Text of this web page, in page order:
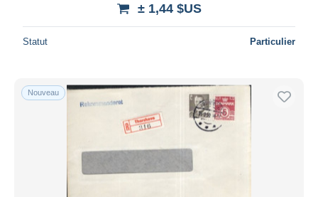
± 1,44 $US
Statut Particulier
Nouveau